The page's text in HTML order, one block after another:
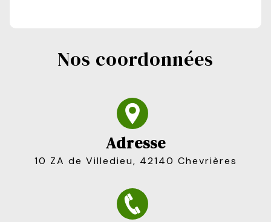
Nos coordonnées
Adresse
10 ZA de Villedieu, 42140 Chevrières